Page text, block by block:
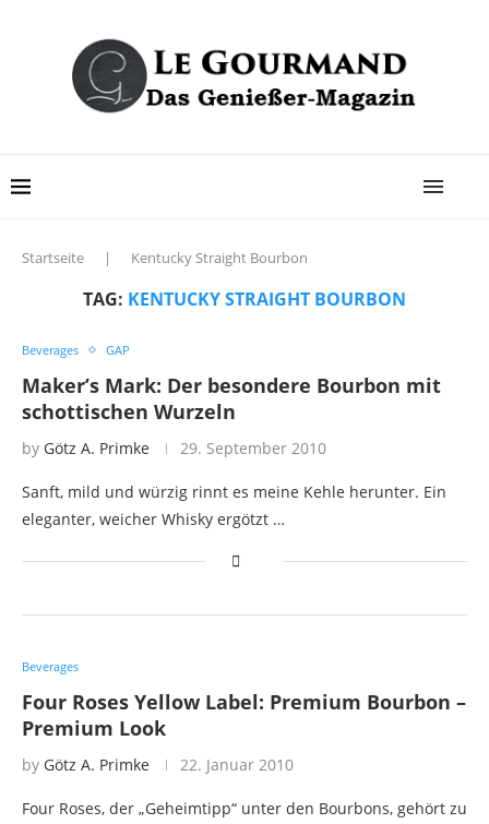
Startseite | Kentucky Straight Bourbon
TAG: KENTUCKY STRAIGHT BOURBON
Beverages GAP
Maker’s Mark: Der besondere Bourbon mit
schottischen Wurzeln
by Götz A. Primke 29. September 2010
Sanft, mild und würzig rinnt es meine Kehle herunter. Ein
eleganter, weicher Whisky ergötzt …
Beverages
Four Roses Yellow Label: Premium Bourbon –
Premium Look
by Götz A. Primke 22. Januar 2010
Four Roses, der „Geheimtipp“ unter den Bourbons, gehört zu